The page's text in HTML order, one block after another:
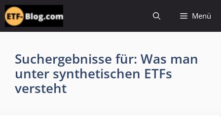
Zum
Inhalt
springen
Menü
Suchergebnisse für: Was man
unter synthetischen ETFs
versteht